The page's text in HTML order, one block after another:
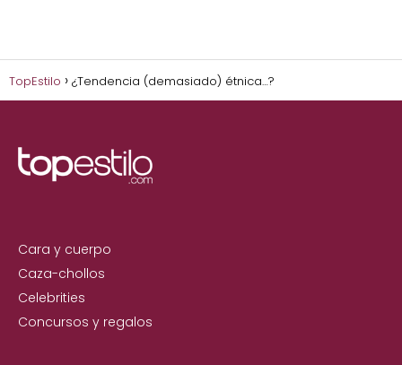
TopEstilo ¿Tendencia (demasiado) étnica…?
Cara y cuerpo
Caza-chollos
Celebrities
Concursos y regalos